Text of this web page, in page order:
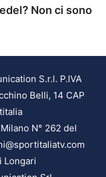
Non ci sono
S.r.l. P.IVA
Belli, 14 CAP
N° 262 del
Longari